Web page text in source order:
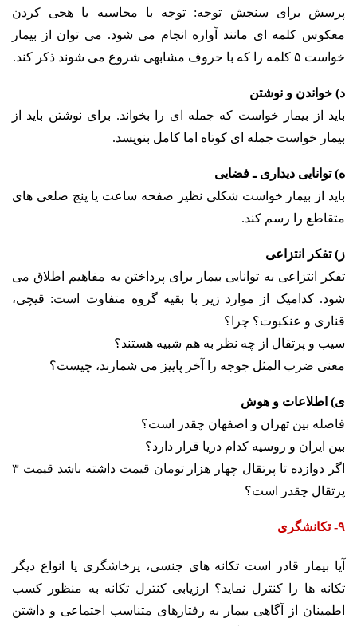
پرسش برای سنجش توجه: توجه با محاسبه یا هجی کردن
معکوس کلمه ای مانند آواره انجام می شود. می توان از بیمار
خواست ۵ کلمه را که با حروف مشابهی شروع می شوند ذکر کند.
د) خواندن و نوشتن
باید از بیمار خواست که جمله ای را بخواند. برای نوشتن باید از
بیمار خواست جمله ای کوتاه اما کامل بنویسد.
ه) توانایی دیداری ـ فضایی
باید از بیمار خواست شکلی نظیر صفحه ساعت یا پنج ضلعی های
متقاطع را رسم کند.
ز) تفکر انتزاعی
تفکر انتزاعی به توانایی بیمار برای پرداختن به مفاهیم اطلاق می
شود. کدامیک از موارد زیر با بقیه گروه متفاوت است: قیچی،
قناری و عنکبوت؟ چرا؟
سیب و پرتقال از چه نظر به هم شبیه هستند؟
معنی ضرب المثل جوجه را آخر پاییز می شمارند، چیست؟
ی) اطلاعات و هوش
فاصله بین تهران و اصفهان چقدر است؟
بین ایران و روسیه کدام دریا قرار دارد؟
اگر دوازده تا پرتقال چهار هزار تومان قیمت داشته باشد قیمت ۳
پرتقال چقدر است؟
۹- تکانشگری
آیا بیمار قادر است تکانه های جنسی، پرخاشگری یا انواع دیگر
تکانه ها را کنترل نماید؟ ارزیابی کنترل تکانه به منظور کسب
اطمینان از آگاهی بیمار به رفتارهای متناسب اجتماعی و داشتن